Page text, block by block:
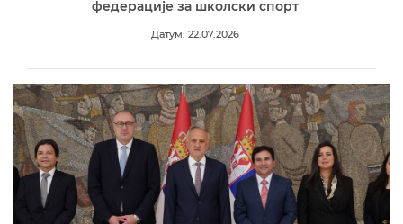
федерације за школски спорт
Датум: 22.07.2026